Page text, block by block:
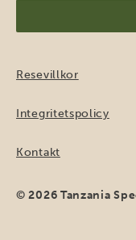
Resevillkor
Integritetspolicy
Kontakt
© 2026 Tanzania